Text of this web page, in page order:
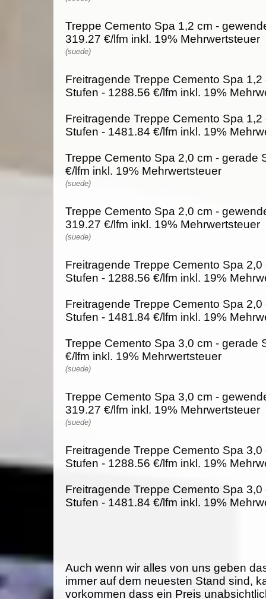
Treppe Cemento Spa 1,2 cm -
319.27 €/lfm inkl. 19% Mehrwertsteuer
(suede)
Freitragende Treppe Cemento Spa 1,2
Stufen - 1288.56 €/lfm inkl. 19%
Freitragende Treppe Cemento Spa
Stufen - 1481.84 €/lfm inkl. 19%
Treppe Cemento Spa 2,0 cm - gerade
€/lfm inkl. 19% Mehrwertsteuer
(suede)
Treppe Cemento Spa 2,0 cm -
319.27 €/lfm inkl. 19% Mehrwertsteuer
(suede)
Freitragende Treppe Cemento Spa 2,0
Stufen - 1288.56 €/lfm inkl. 19%
Freitragende Treppe Cemento Spa
Stufen - 1481.84 €/lfm inkl. 19%
Treppe Cemento Spa 3,0 cm - gerade
€/lfm inkl. 19% Mehrwertsteuer
(suede)
Treppe Cemento Spa 3,0 cm -
319.27 €/lfm inkl. 19% Mehrwertsteuer
(suede)
Freitragende Treppe Cemento Spa 3,0
Stufen - 1288.56 €/lfm inkl. 19%
Freitragende Treppe Cemento Spa
Stufen - 1481.84 €/lfm inkl. 19%
Auch wenn wir alles von uns geben
immer auf dem neuesten Stand sind,
vorkommen dass ein Preis